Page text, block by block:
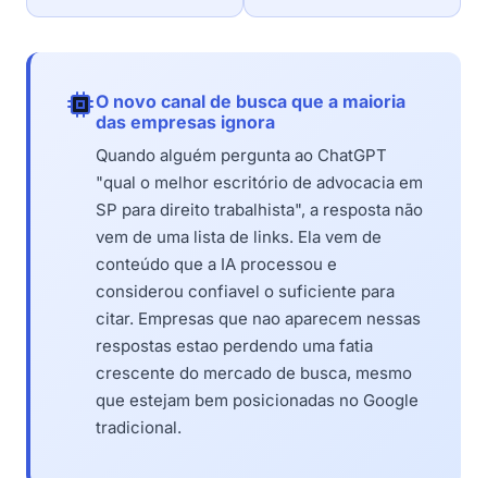
O novo canal de busca que a maioria
das empresas ignora
Quando alguém pergunta ao ChatGPT
"qual o melhor escritório de advocacia em
SP para direito trabalhista", a resposta não
vem de uma lista de links. Ela vem de
conteúdo que a IA processou e
considerou confiavel o suficiente para
citar. Empresas que nao aparecem nessas
respostas estao perdendo uma fatia
crescente do mercado de busca, mesmo
que estejam bem posicionadas no Google
tradicional.